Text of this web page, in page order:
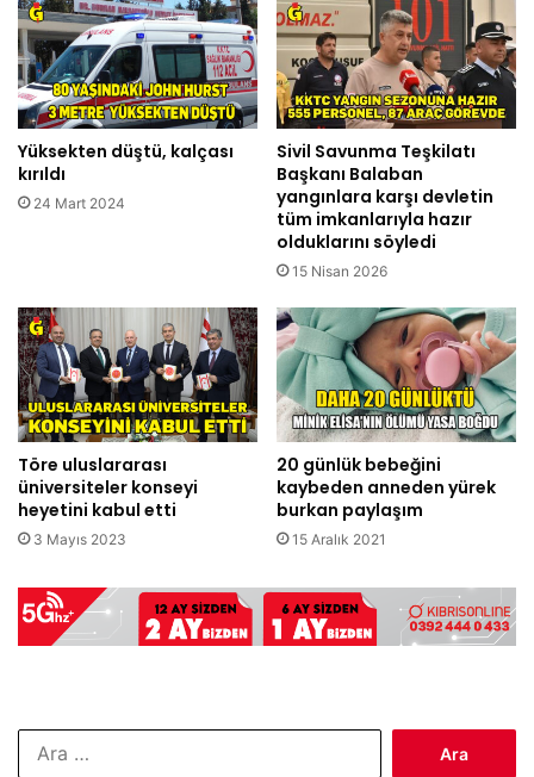
Yüksekten düştü, kalçası
kırıldı
24 Mart 2024
Sivil Savunma Teşkilatı
Başkanı Balaban
yangınlara karşı devletin
tüm imkanlarıyla hazır
olduklarını söyledi
15 Nisan 2026
Töre uluslararası
üniversiteler konseyi
heyetini kabul etti
3 Mayıs 2023
20 günlük bebeğini
kaybeden anneden yürek
burkan paylaşım
15 Aralık 2021